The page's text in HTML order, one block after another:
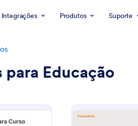
Integrações Produtos Suporte
para Educação